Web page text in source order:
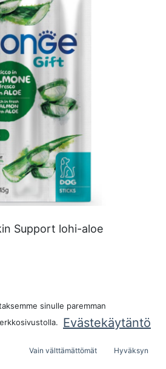
Support lohi-aloe
sinulle paremman
Evästekäytäntö
Vain välttämättömät Hyväksyn